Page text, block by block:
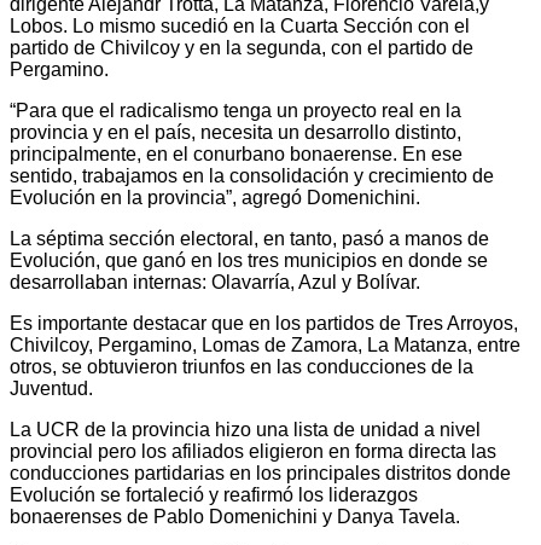
dirigente Alejandr Trotta, La Matanza, Florencio Varela,y
Lobos. Lo mismo sucedió en la Cuarta Sección con el
partido de Chivilcoy y en la segunda, con el partido de
Pergamino.
“Para que el radicalismo tenga un proyecto real en la
provincia y en el país, necesita un desarrollo distinto,
principalmente, en el conurbano bonaerense. En ese
sentido, trabajamos en la consolidación y crecimiento de
Evolución en la provincia”, agregó Domenichini.
La séptima sección electoral, en tanto, pasó a manos de
Evolución, que ganó en los tres municipios en donde se
desarrollaban internas: Olavarría, Azul y Bolívar.
Es importante destacar que en los partidos de Tres Arroyos,
Chivilcoy, Pergamino, Lomas de Zamora, La Matanza, entre
otros, se obtuvieron triunfos en las conducciones de la
Juventud.
La UCR de la provincia hizo una lista de unidad a nivel
provincial pero los afiliados eligieron en forma directa las
conducciones partidarias en los principales distritos donde
Evolución se fortaleció y reafirmó los liderazgos
bonaerenses de Pablo Domenichini y Danya Tavela.